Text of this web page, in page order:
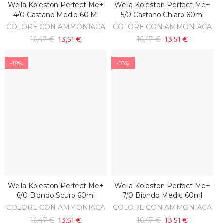
AGGIUNGI AL CARRELLO
Wella Koleston Perfect Me+
4/0 Castano Medio 60 Ml
COLORE CON AMMONIACA
16,47 € 13,51 €
AGGIUNGI AL CARRELLO
Wella Koleston Perfect Me+
5/0 Castano Chiaro 60ml
COLORE CON AMMONIACA
16,47 € 13,51 €
-18%
AGGIUNGI AL CARRELLO
Wella Koleston Perfect Me+
6/0 Biondo Scuro 60ml
COLORE CON AMMONIACA
16,47 € 13,51 €
-18%
AGGIUNGI AL CARRELLO
Wella Koleston Perfect Me+
7/0 Biondo Medio 60ml
COLORE CON AMMONIACA
16,47 € 13,51 €